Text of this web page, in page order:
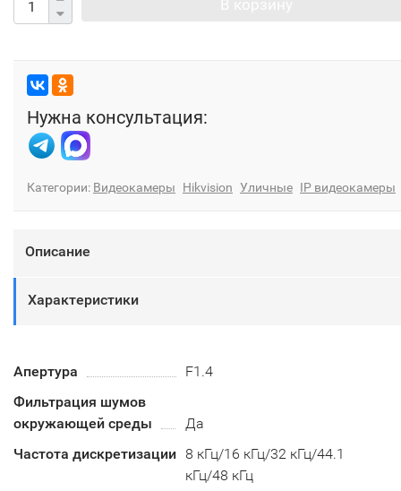
Нужна консультация:
Категории: Видеокамеры Hikvision Уличные IP видеокамеры
Описание
Характеристики
Апертура
F1.4
Фильтрация шумов
окружающей среды
Да
Частота дискретизации 8 кГц/16 кГц/32 кГц/44.1
кГц/48 кГц